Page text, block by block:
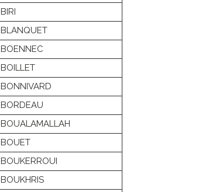
BIRI
BLANQUET
BOENNEC
BOILLET
BONNIVARD
BORDEAU
BOUALAMALLAH
BOUET
BOUKERROUI
BOUKHRIS